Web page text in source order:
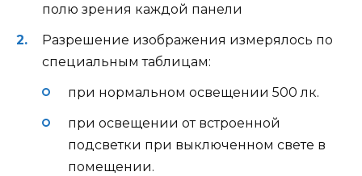
полю зрения каждой панели
Разрешение изображения измерялось по
специальным таблицам:
при нормальном освещении 500 лк.
при освещении от встроенной
подсветки при выключенном свете в
помещении.